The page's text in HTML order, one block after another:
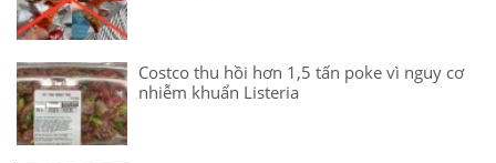
Costco thu hồi hơn 1,5 tấn poke vì nguy cơ
nhiễm khuẩn Listeria